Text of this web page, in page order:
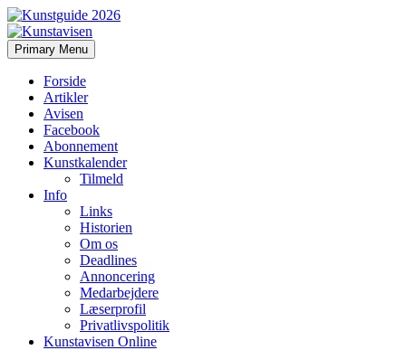
Kunstavisen
Search
Primary Menu Skip
to
Forside
Artikler
Avisen
Facebook
Abonnement
Kunstkalender
Tilmeld
Info
Links
Historien
Om os
Deadlines
Annoncering
Medarbejdere
Læserprofil
Privatlivspolitik
Kunstavisen Online